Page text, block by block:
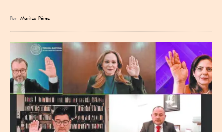
Por Maritza Pérez